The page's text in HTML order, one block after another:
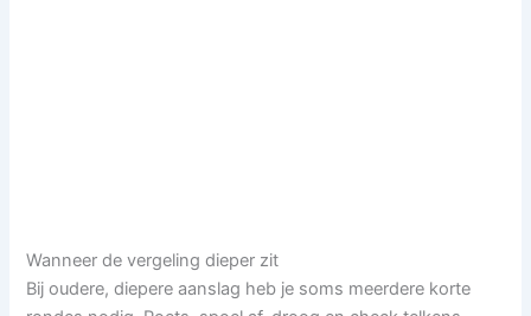
Wanneer de vergeling dieper zit
Bij oudere, diepere aanslag heb je soms meerdere korte